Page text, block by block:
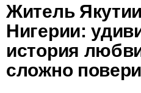
Житель
Нигерии:
история
сложно